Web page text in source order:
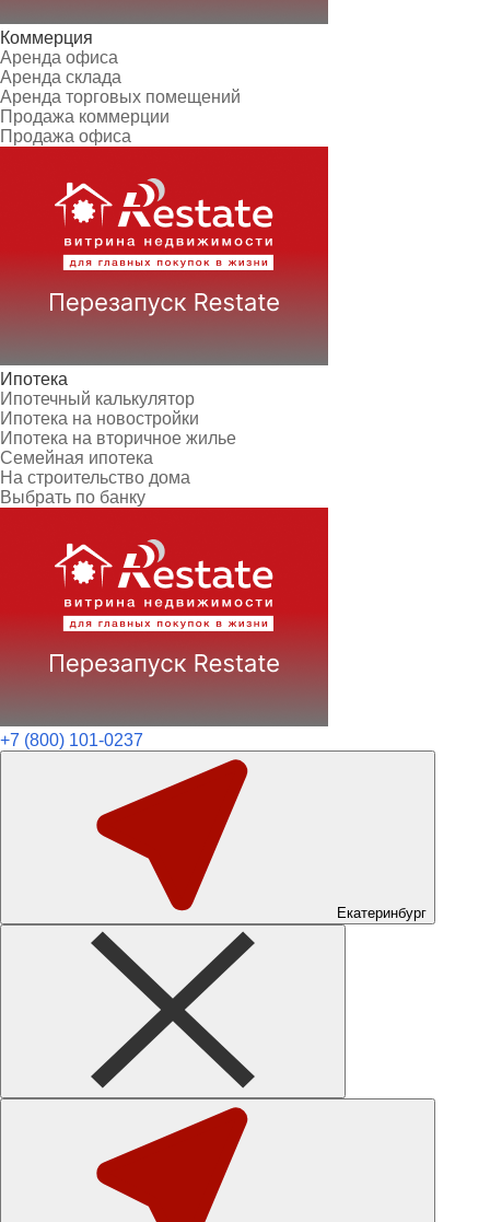
Коммерция
Аренда офиса
Аренда склада
Аренда торговых помещений
Продажа коммерции
Продажа офиса
Ипотека
Ипотечный калькулятор
Ипотека на новостройки
Ипотека на вторичное жилье
Семейная ипотека
На строительство дома
Выбрать по банку
+7 (800) 101-0237
Екатеринбург